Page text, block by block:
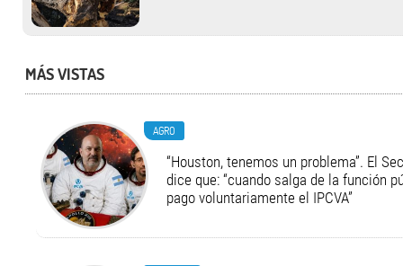
MÁS VISTAS
AGRO
“Houston, tenemos un problema”. El
dice que: “cuando salga de la función
pago voluntariamente el IPCVA”